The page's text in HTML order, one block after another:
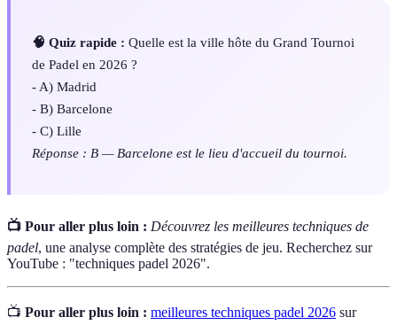
🧠 Quiz rapide : Quelle est la ville hôte du Grand Tournoi
de Padel en 2026 ?
- A) Madrid
- B) Barcelone
- C) Lille
Réponse : B — Barcelone est le lieu d'accueil du tournoi.
📺 Pour aller plus loin : Découvrez les meilleures techniques de
padel, une analyse complète des stratégies de jeu. Recherchez sur
YouTube : "techniques padel 2026".
📺 Pour aller plus loin : meilleures techniques padel 2026 sur